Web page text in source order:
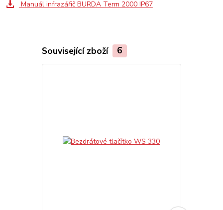
Manuál infrazářič BURDA Term 2000 IP67
Související zboží 6